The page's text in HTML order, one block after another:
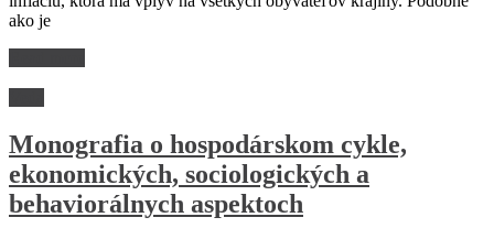
ako je
Monografia o hospodárskom cykle,
ekonomických, sociologických a
behaviorálnych aspektoch